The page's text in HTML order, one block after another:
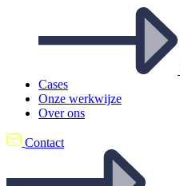
Cases
Onze werkwijze
Over ons
Contact